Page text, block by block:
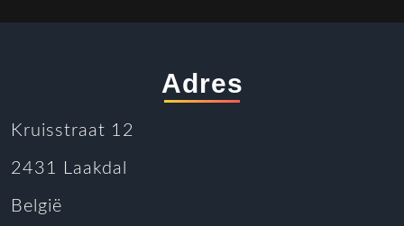
Adres
Kruisstraat 12
2431 Laakdal
België